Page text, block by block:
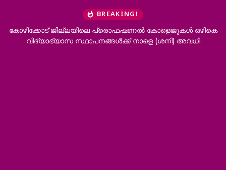
BREAKING!
പ്രൊഫഷണൽ കോളെജുകൾ ഒഴികെ
സ്ഥാപനങ്ങൾക്ക് നാളെ (ശനി) അവധി
‘ഭർത്താവിന്റെ
വേണം’;